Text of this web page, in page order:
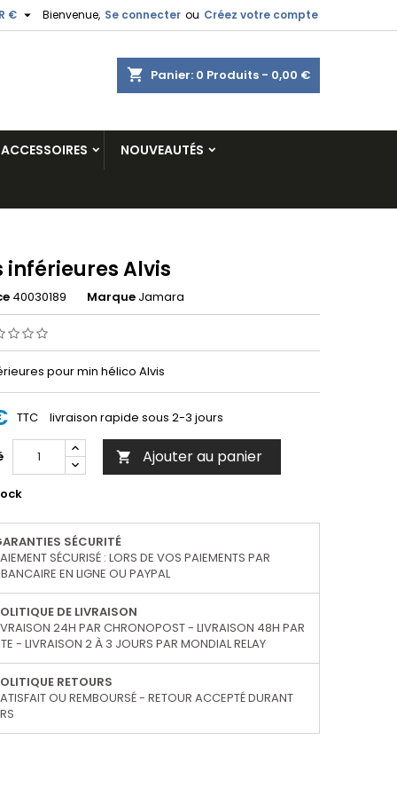
Bienvenue, Se connecter ou Créez votre compte
€ 
shopping_cart Panier: 0 Produits - 0,00 €
ACCESSOIRES NOUVEAUTÉS
inférieures Alvis
40030189 Marque Jamara
pour min hélico Alvis
TTC livraison rapide sous 2-3 jours
 Ajouter au panier
SÉCURITÉ
SÉCURISÉ : LORS DE VOS PAIEMENTS PAR
EN LIGNE OU PAYPAL
DE LIVRAISON
24H PAR CHRONOPOST - LIVRAISON 48H PAR
- LIVRAISON 2 À 3 JOURS PAR MONDIAL RELAY
RETOURS
OU REMBOURSÉ - RETOUR ACCEPTÉ DURANT